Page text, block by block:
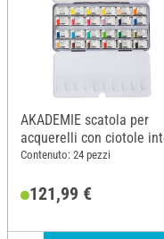
AKADEMIE scatola per
acquerelli con ciotole
Contenuto: 24 pezzi
121,99 €